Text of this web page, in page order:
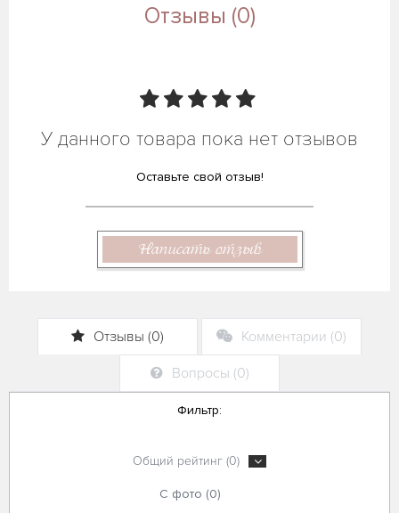
Отзывы (0)
У данного товара пока нет отзывов
Оставьте свой отзыв!
Написать отзыв
Отзывы (0) Комментарии (0)
Вопросы (0)
Фильтр:
Общий рейтинг (0)
С фото (0)